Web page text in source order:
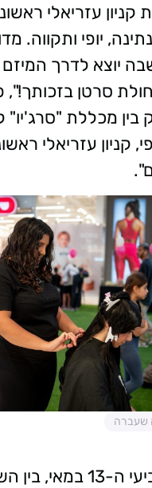
עזריאלי
יופי ותקווה.
יוצא לדרך
סרטן בזכותך!",
בין מכללת "סרג'יו"
קניון עזריאלי
שעברה